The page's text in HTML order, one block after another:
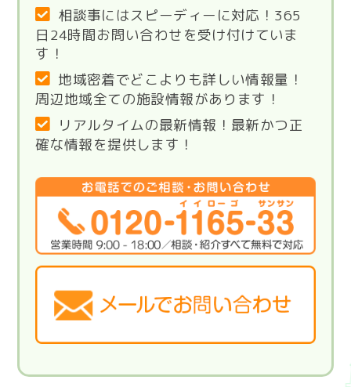
相談事にはスピーディーに対応！365
日24時間お問い合わせを受け付けていま
す！
地域密着でどこよりも詳しい情報量！
周辺地域全ての施設情報があります！
リアルタイムの最新情報！最新かつ正
確な情報を提供します！